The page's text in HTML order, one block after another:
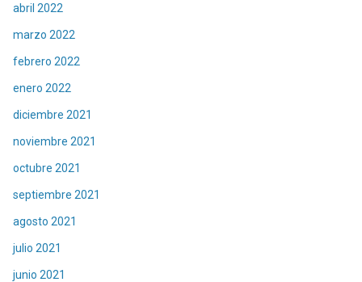
abril 2022
marzo 2022
febrero 2022
enero 2022
diciembre 2021
noviembre 2021
octubre 2021
septiembre 2021
agosto 2021
julio 2021
junio 2021